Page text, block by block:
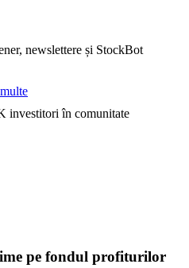
newslettere și StockBot
investitori în comunitate
pe fondul profiturilor